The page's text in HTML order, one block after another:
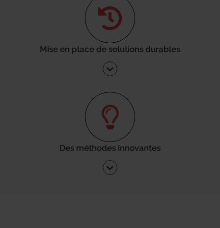
Mise en place de solutions durables
Des méthodes innovantes